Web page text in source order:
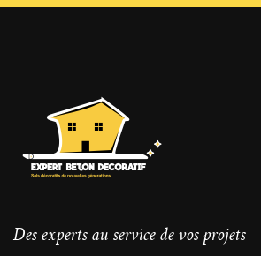
Des experts au service de vos projets